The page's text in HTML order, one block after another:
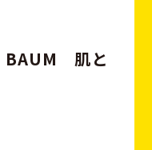
BAUM 肌と